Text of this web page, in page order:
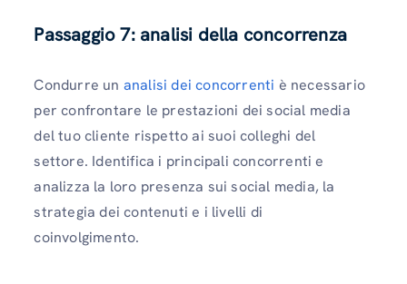
Passaggio 7: analisi della concorrenza
Condurre un analisi dei concorrenti è necessario
per confrontare le prestazioni dei social media
del tuo cliente rispetto ai suoi colleghi del
settore. Identifica i principali concorrenti e
analizza la loro presenza sui social media, la
strategia dei contenuti e i livelli di
coinvolgimento.